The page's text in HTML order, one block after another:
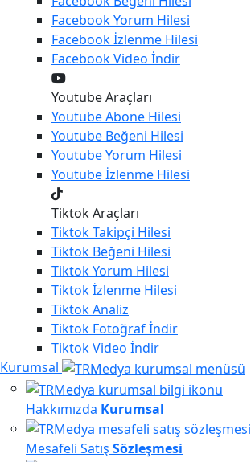
FacebookYorum Hilesi
Facebookİzlenme Hilesi
FacebookVideo İndir
Youtube Araçları
YoutubeAbone Hilesi
Youtube Beğeni Hilesi
YoutubeYorum Hilesi
Youtubeİzlenme Hilesi
Tiktok Araçları
TiktokTakipçi Hilesi
Tiktok Beğeni Hilesi
TiktokYorum Hilesi
Tiktokİzlenme Hilesi
TiktokAnaliz
Tiktok Fotoğraf İndir
TiktokVideo İndir
Kurumsal
Hakkımızda Kurumsal
Mesafeli Satış Sözleşmesi